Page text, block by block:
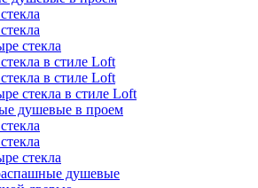
стекла
в стиле Loft
в стиле Loft
стекла в стиле Loft
душевые в проем
стекла
душевые